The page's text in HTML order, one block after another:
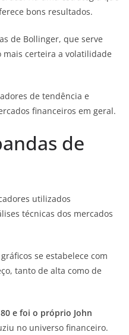
bons resultados.
de Bollinger, que serve
certeira a volatilidade
de tendência e
financeiros em geral.
de
utilizados
técnicas dos mercados
se estabelece com
tanto de alta como de
e foi o próprio John
no universo financeiro.